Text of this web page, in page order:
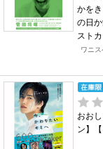
かを
の日
スト
ワニ
おお
ン】